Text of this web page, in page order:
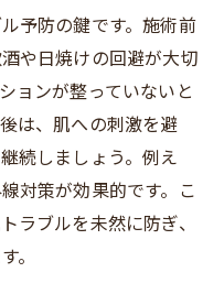
予防の鍵です。施術前
や日焼けの回避が大切
ョンが整っていないと
は、肌への刺激を避
続しましょう。例え
対策が効果的です。こ
ラブルを未然に防ぎ、
。